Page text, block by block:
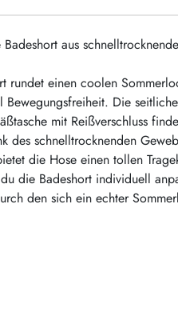
aus
rundet einen coolen
Die
mit Reißverschluss
des schnelltrocknenden
die Hose einen tollen
die Badeshort individuell
den sich ein echter